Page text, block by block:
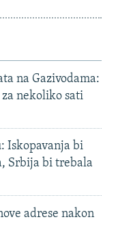
na Gazivodama:
nekoliko sati
Iskopavanja bi
Srbija bi trebala
adrese nakon